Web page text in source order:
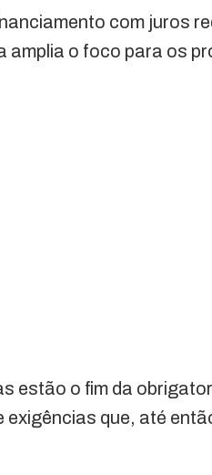
com juros
amplia o foco para os
estão o fim da
exigências que, até